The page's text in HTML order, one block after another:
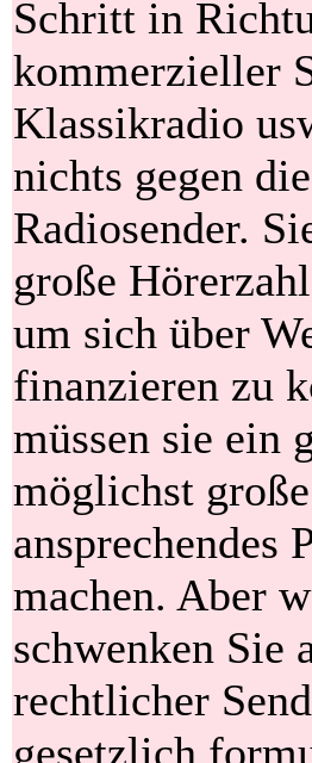
Schritt in
kommerzieller
Klassikradio
nichts gegen
Radiosender.
große
um sich über
finanzieren zu
müssen sie ein
möglichst
ansprechendes
machen. Aber
schwenken Sie
rechtlicher
gesetzlich